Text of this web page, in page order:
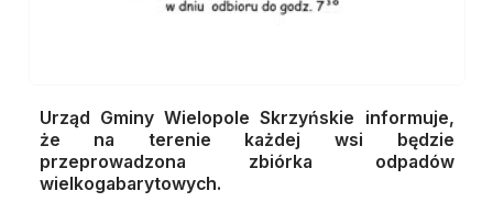
Urząd Gminy Wielopole Skrzyńskie informuje,
że na terenie każdej wsi będzie
przeprowadzona zbiórka odpadów
wielkogabarytowych.